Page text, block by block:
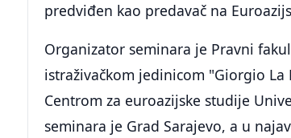
predviđen kao predavač na
Organizator seminara je Pravni
istraživačkom jedinicom "Giorgio
Centrom za euroazijske studije
seminara je Grad Sarajevo, a u